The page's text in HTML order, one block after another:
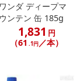
ワンダ ディープマ
ウンテン 缶 185g
1,831 円
（61 .1円／本）